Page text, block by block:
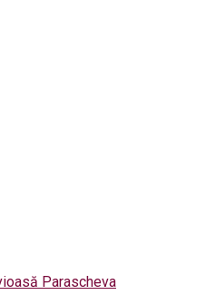
Parascheva